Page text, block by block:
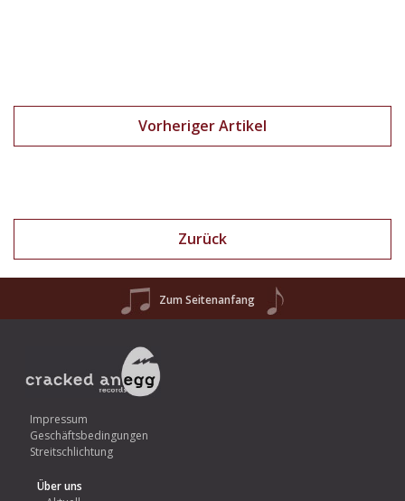
Vorheriger Artikel
Zurück
Zum Seitenanfang
Impressum
Geschäftsbedingungen
Streitschlichtung
Über uns